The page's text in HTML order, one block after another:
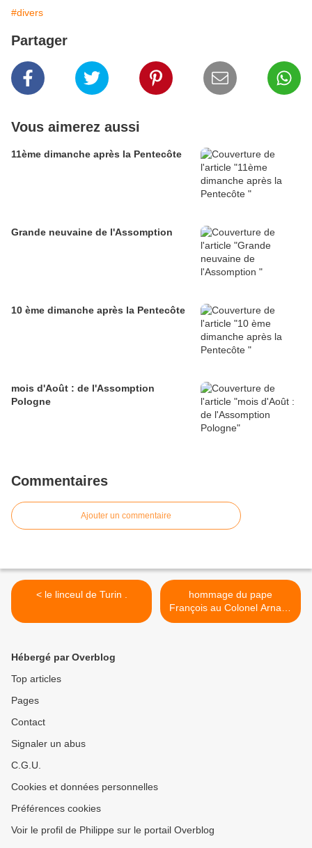
#divers
Partager
Vous aimerez aussi
11ème dimanche après la Pentecôte
Grande neuvaine de l'Assomption
10 ème dimanche après la Pentecôte
mois d'Août : de l'Assomption
Pologne
Commentaires
Ajouter un commentaire
< le linceul de Turin .
hommage du pape
François au Colonel Arnaud
Beltrame et aux victimes de
Hébergé par Overblog
Top articles
Pages
Contact
Signaler un abus
C.G.U.
Cookies et données personnelles
Préférences cookies
Voir le profil de Philippe sur le portail Overblog